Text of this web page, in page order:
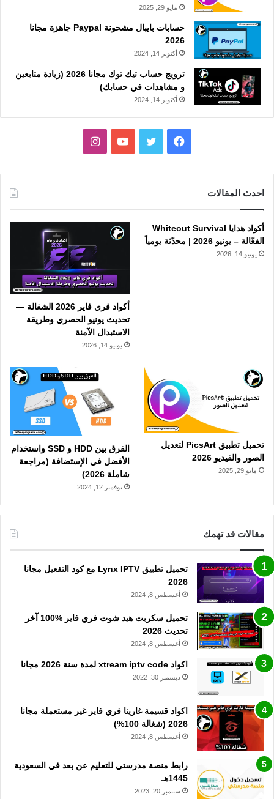
مايو 29, 2025
حسابات بايبال مشحونة Paypal جاهزة مجانا
2026
أكتوبر 14, 2024
ترويج حساب تيك توك مجانا 2026 (زيادة متابعين
و مشاهدات في حسابك)
أكتوبر 14, 2024
فيسبوك تويتر يوتيوبانستقرام
احدث المقالات
أكواد هدايا Whiteout Survival
الفعّالة – يونيو 2026 | محدّثة يومياً
يونيو 14, 2026
أكواد فري فاير 2026 الشغالة —
تحديث يونيو الحصري وطريقة
الاستبدال الآمنة
يونيو 14, 2026
تحميل تطبيق PicsArt لتعديل
الصور والفيديو 2026
مايو 29, 2025
الفرق بين HDD و SSD واستخدام
الأفضل في الإستضافة (مراجعة
شاملة 2026)
نوفمبر 12, 2024
مقالات قد تهمك
تحميل تطبيق Lynx IPTV مع كود التفعيل مجانا
2026
أغسطس 8, 2024
تحميل سكربت هيد شوت فري فاير %100 آخر
تحديث 2026
أغسطس 8, 2024
اكواد xtream iptv code لمدة سنة 2026 مجانا
ديسمبر 30, 2022
اكواد قسيمة غارينا فري فاير غير مستعملة مجانا
2026 (شغالة 100%)
أغسطس 8, 2024
رابط منصة مدرستي للتعليم عن بعد في السعودية
1445هـ
سبتمبر 20, 2023